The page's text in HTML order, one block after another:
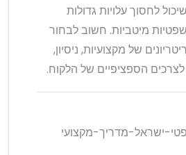
לחסוך עלויות גדולות
מיטביות. חשוב לבחור
של מקצועיות, ניסיון,
הספציפיים של הלקוח.
ישראל-מדריך-מקצועי